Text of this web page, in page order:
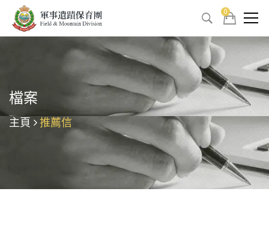
0
檔案
主頁 推薦信